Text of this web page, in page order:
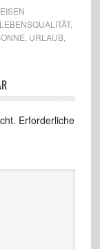
LEBENSQUALITÄT,
URLAUB,
Erforderliche